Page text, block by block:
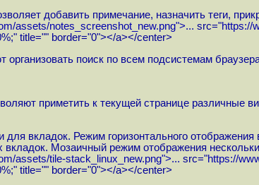
добавить примечание, назначить теги,
assets/notes_screenshot_new.png">... src="https://
title="" border="0"></a></center>
поиск по всем подсистемам
приметить к текущей странице
вкладок. Режим горизонтального
Мозаичный режим отображения
assets/tile-stack_linux_new.png">... src="https://
title="" border="0"></a></center>